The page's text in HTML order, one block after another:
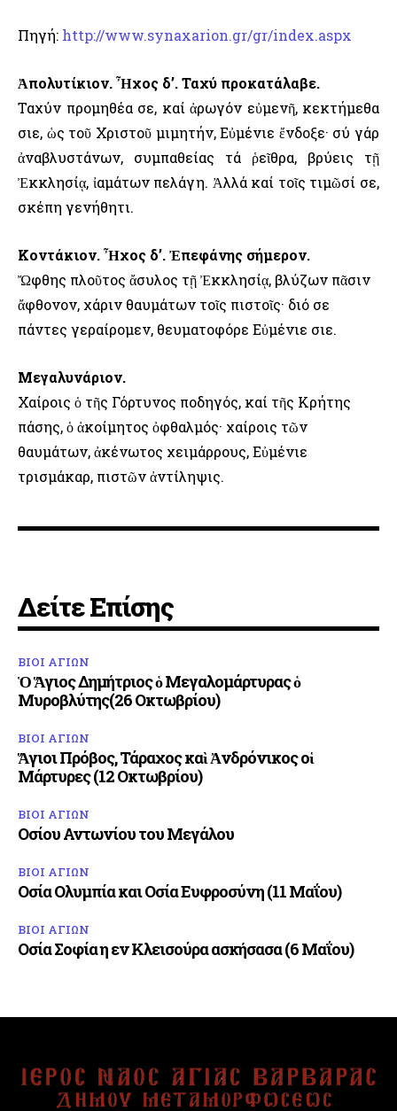
Πηγή: http://www.synaxarion.gr/gr/index.aspx
Ἀπολυτίκιον. Ἦχος δ’. Ταχύ προκατάλαβε.
Ταχύν προμηθέα σε, καί ἀρωγόν εὐμενῆ, κεκτήμεθα
Ὅσιε, ὡς τοῦ Χριστοῦ μιμητήν, Εὐμένιε ἔνδοξε· σύ γάρ
ἀναβλυστάνων, συμπαθείας τά ῥεῖθρα, βρύεις τῇ
Ἐκκλησίᾳ, ἰαμάτων πελάγη. Ἀλλά καί τοῖς τιμῶσί σε,
σκέπη γενήθητι.
Κοντάκιον. Ἦχος δ’. Ἐπεφάνης σήμερον.
Ὤφθης πλοῦτος ἄσυλος τῇ Ἐκκλησίᾳ, βλύζων πᾶσιν
ἄφθονον, χάριν θαυμάτων τοῖς πιστοῖς· διό σε
πάντες γεραίρομεν, θευματοφόρε Εὐμένιε Ὅσιε.
Μεγαλυνάριον.
Χαίροις ὁ τῆς Γόρτυνος ποδηγός, καί τῆς Κρήτης
πάσης, ὁ ἀκοίμητος ὀφθαλμός· χαίροις τῶν
θαυμάτων, ἀκένωτος χειμάρρους, Εὐμένιε
τρισμάκαρ, πιστῶν ἀντίληψις.
Δείτε Επίσης
ΒΙΟΙ ΑΓΙΩΝ
Ὁ Ἅγιος Δημήτριος ὁ Μεγαλομάρτυρας ὁ
Μυροβλύτης(26 Οκτωβρίου)
ΒΙΟΙ ΑΓΙΩΝ
Ἅγιοι Πρόβος, Τάραχος καὶ Ἀνδρόνικος οἱ
Μάρτυρες (12 Οκτωβρίου)
ΒΙΟΙ ΑΓΙΩΝ
Οσίου Αντωνίου του Μεγάλου
ΒΙΟΙ ΑΓΙΩΝ
Οσία Ολυμπία και Οσία Ευφροσύνη (11 Μαΐου)
ΒΙΟΙ ΑΓΙΩΝ
Οσία Σοφία η εν Κλεισούρα ασκήσασα (6 Μαΐου)